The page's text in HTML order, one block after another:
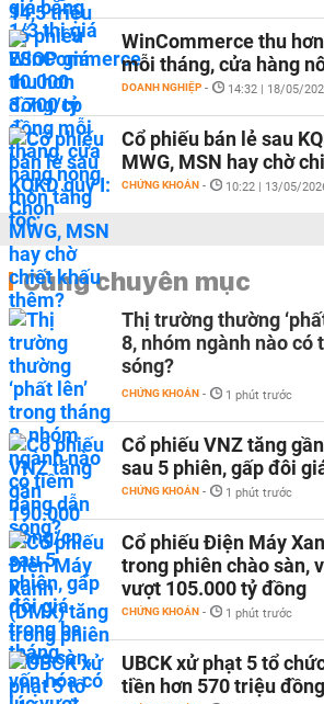
WinCommerce thu
mỗi tháng, cửa hàng
DOANH NGHIỆP - 14:32 | 18/05/
Cổ phiếu bán lẻ sau
MWG, MSN hay chờ
CHỨNG KHOÁN - 10:22 | 13/05/
Cùng chuyên mục
Thị trường thường
8, nhóm ngành nào có
sóng?
CHỨNG KHOÁN - 1 phút trước
Cổ phiếu VNZ tăng
sau 5 phiên, gấp đôi
CHỨNG KHOÁN - 1 phút trước
Cổ phiếu Điện Máy
trong phiên chào sàn,
vượt 105.000 tỷ đồng
CHỨNG KHOÁN - 1 phút trước
UBCK xử phạt 5 tổ
tiền hơn 570 triệu đồng